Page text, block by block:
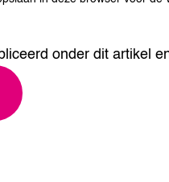
onder dit artikel